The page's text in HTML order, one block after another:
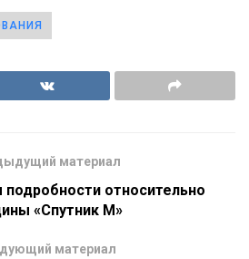
материал
подробности относительно
«Спутник М»
материал